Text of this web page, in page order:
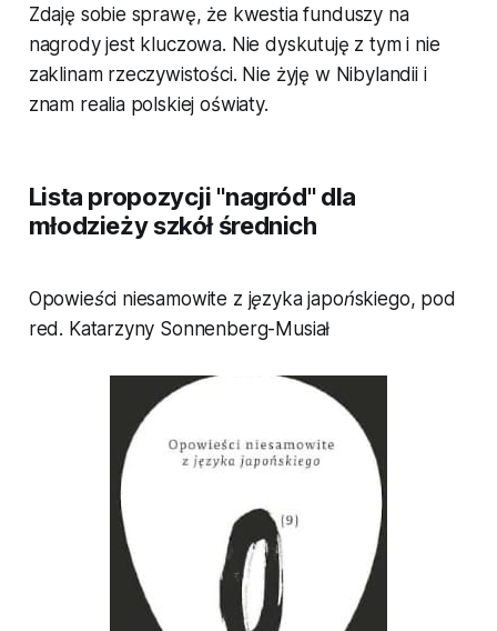
Zdaję sobie sprawę, że kwestia funduszy na
nagrody jest kluczowa. Nie dyskutuję z tym i nie
zaklinam rzeczywistości. Nie żyję w Nibylandii i
znam realia polskiej oświaty.
Lista propozycji "nagród" dla
młodzieży szkół średnich
Opowieści niesamowite z języka japońskiego, pod
red. Katarzyny Sonnenberg-Musiał